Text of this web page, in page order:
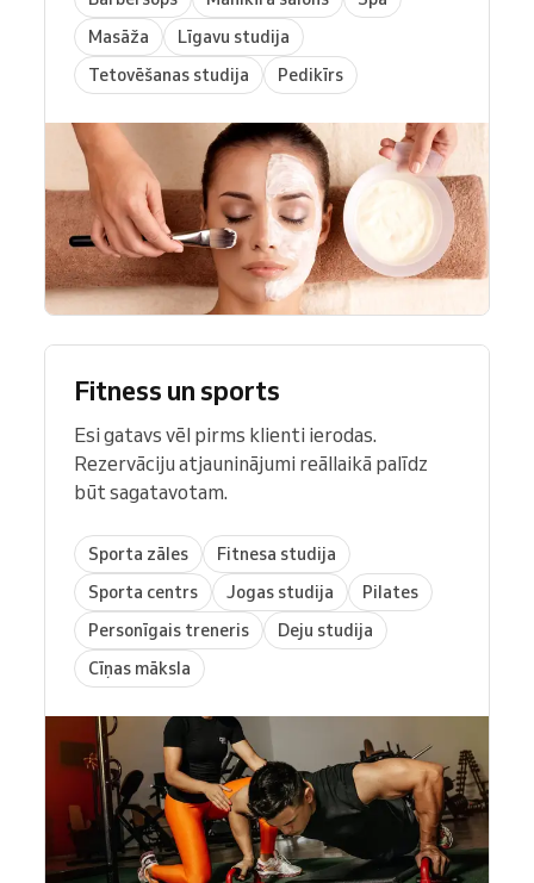
Masāža
Līgavu studija
Tetovēšanas studija
Pedikīrs
Fitness un sports
Esi gatavs vēl pirms klienti ierodas.
Rezervāciju atjauninājumi reāllaikā palīdz
būt sagatavotam.
Sporta zāles
Fitnesa studija
Sporta centrs
Jogas studija
Pilates
Personīgais treneris
Deju studija
Cīņas māksla